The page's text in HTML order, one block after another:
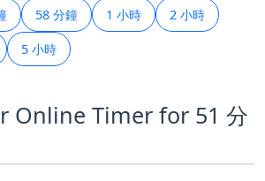
58 分鐘 1 小時 2 小時
5 小時
Online Timer for 51 分